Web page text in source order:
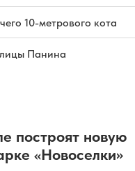
10-метрового кота
Панина
построят новую
«Новоселки»